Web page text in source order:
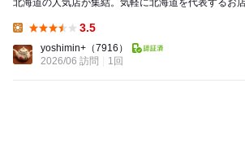
北海道の人気店が集結。気軽に北海道を代表するお
3.5
yoshimin+ （7916）
2026/06 訪問
1回